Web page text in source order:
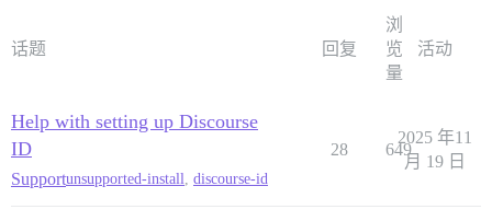
话题 回复
浏
览
量
活动
Help with setting up Discourse
ID
Supportunsupported-install, discourse-id
28 649
2025 年11
月 19 日